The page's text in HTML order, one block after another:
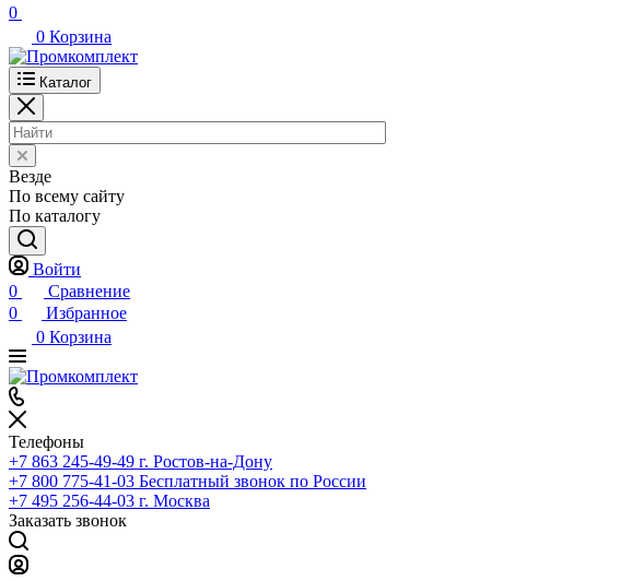
0
0 Корзина
Каталог
Везде
По всему сайту
По каталогу
Войти
0
Сравнение
0
Избранное
0 Корзина
Телефоны
+7 863 245-49-49 г. Ростов-на-Дону
+7 800 775-41-03 Бесплатный звонок по России
+7 495 256-44-03 г. Москва
Заказать звонок